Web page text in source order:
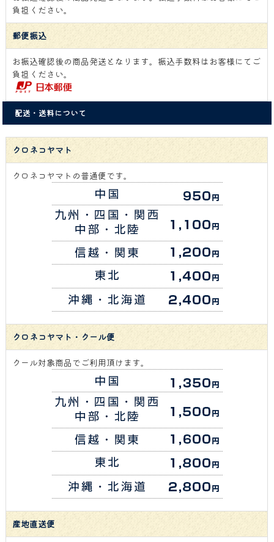
負担ください。
郵便振込
お振込確認後の商品発送となります。振込手数料はお客様にてご
負担ください。
配送・送料について
クロネコヤマト
クロネコヤマトの普通便です。
クロネコヤマト・クール便
クール対象商品でご利用頂けます。
産地直送便